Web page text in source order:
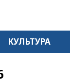
КУЛЬТУРА